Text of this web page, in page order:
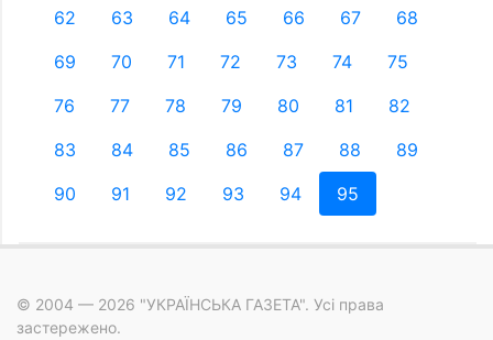
62
63 64 65 66 67
68
69
70 71 72 73 74
75
76
77 78 79 80 81
82
83
84 85 86 87 88
89
90
91 92 93 94 95
© 2004 — 2026 "УКРАЇНСЬКА ГАЗЕТА". Усі права
застережено.